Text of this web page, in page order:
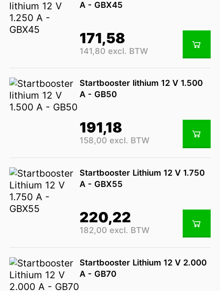
A - GBX45
171,58
141,80 excl. BTW
Startbooster lithium 12 V 1.500
A - GB50
191,18
158,00 excl. BTW
Startbooster Lithium 12 V 1.750
A - GBX55
220,22
182,00 excl. BTW
Startbooster Lithium 12 V 2.000
A - GB70